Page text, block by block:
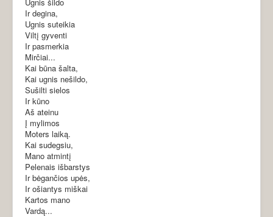
Audio knygos
Apie mane
Ir degina,
Ugnis suteikia
Viltį gyventi
Ir pasmerkia
Mirčiai...
Kai būna šalta,
Kai ugnis nešildo,
Sušilti sielos
Ir kūno
Aš ateinu
Į mylimos
Moters laiką.
Kai sudegsiu,
Mano atmintį
Pelenais išbarstys
Ir bėgančios upės,
Ir ošiantys miškai
Kartos mano
Vardą...